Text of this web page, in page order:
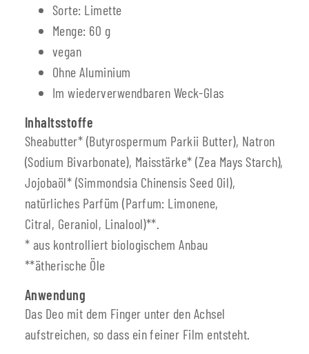
Sorte: Limette
Menge: 60 g
vegan
Ohne Aluminium
Im wiederverwendbaren Weck-Glas
Inhaltsstoffe
Sheabutter* (Butyrospermum Parkii Butter), Natron
(Sodium Bivarbonate), Maisstärke* (Zea Mays Starch),
Jojobaöl* (Simmondsia Chinensis Seed Oil),
natürliches Parfüm (Parfum: Limonene,
Citral, Geraniol, Linalool)**.
* aus kontrolliert biologischem Anbau
**ätherische Öle
Anwendung
Das Deo mit dem Finger unter den Achsel
aufstreichen, so dass ein feiner Film entsteht.